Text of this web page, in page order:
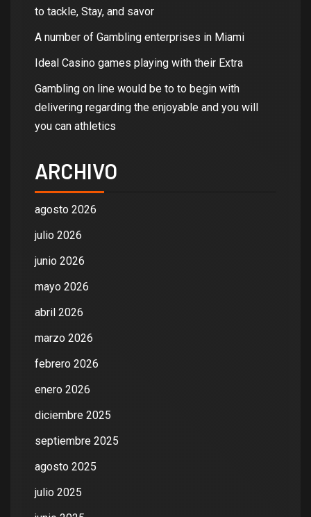
to tackle, Stay, and savor
A number of Gambling enterprises in Miami
Ideal Casino games playing with their Extra
Gambling on line would be to to begin with
delivering regarding the enjoyable and you will
you can athletics
ARCHIVO
agosto 2026
julio 2026
junio 2026
mayo 2026
abril 2026
marzo 2026
febrero 2026
enero 2026
diciembre 2025
septiembre 2025
agosto 2025
julio 2025